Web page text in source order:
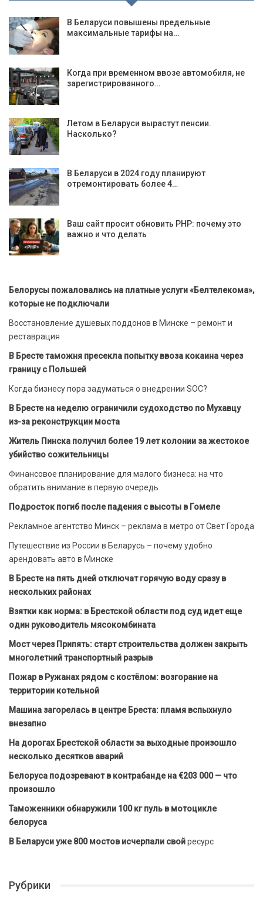
В Беларуси повышены предельные
максимальные тарифы на…
Когда при временном ввозе автомобиля, не
зарегистрированного…
Летом в Беларуси вырастут пенсии.
Насколько?
В Беларуси в 2024 году планируют
отремонтировать более 4…
Ваш сайт просит обновить PHP: почему это
важно и что делать
Белорусы пожаловались на платные услуги «Белтелекома»,
которые не подключали
Восстановление душевых поддонов в Минске – ремонт и
реставрация
В Бресте таможня пресекла попытку ввоза кокаина через
границу с Польшей
Когда бизнесу пора задуматься о внедрении SOC?
В Бресте на неделю ограничили судоходство по Мухавцу
из-за реконструкции моста
Житель Пинска получил более 19 лет колонии за жестокое
убийство сожительницы
Финансовое планирование для малого бизнеса: на что
обратить внимание в первую очередь
Подросток погиб после падения с высоты в Гомеле
Рекламное агентство Минск – реклама в метро от Свет Города
Путешествие из России в Беларусь – почему удобно
арендовать авто в Минске
В Бресте на пять дней отключат горячую воду сразу в
нескольких районах
Взятки как норма: в Брестской области под суд идет еще
один руководитель мясокомбината
Мост через Припять: старт строительства должен закрыть
многолетний транспортный разрыв
Пожар в Ружанах рядом с костёлом: возгорание на
территории котельной
Машина загорелась в центре Бреста: пламя вспыхнуло
внезапно
На дорогах Брестской области за выходные произошло
несколько десятков аварий
Белоруса подозревают в контрабанде на €203 000 — что
произошло
Таможенники обнаружили 100 кг пуль в мотоцикле
белоруса
В Беларуси уже 800 мостов исчерпали свойресурс
Рубрики